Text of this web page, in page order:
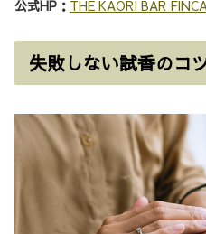
公式HP： THE KAORI BAR
失敗しない試香のコ